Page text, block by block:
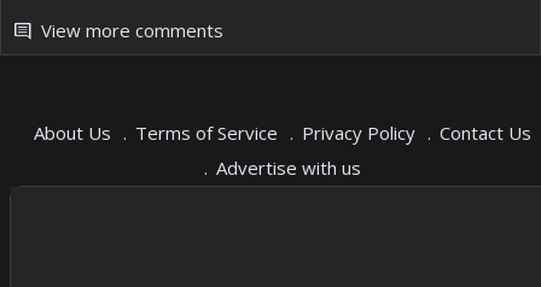
comment View more comments
About Us Terms of Service Privacy Policy
Contact Us
Advertise with us